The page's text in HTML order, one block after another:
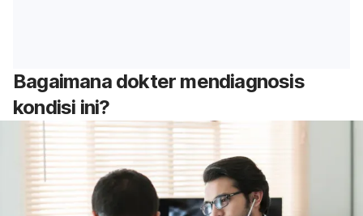
Bagaimana dokter mendiagnosis
kondisi ini?